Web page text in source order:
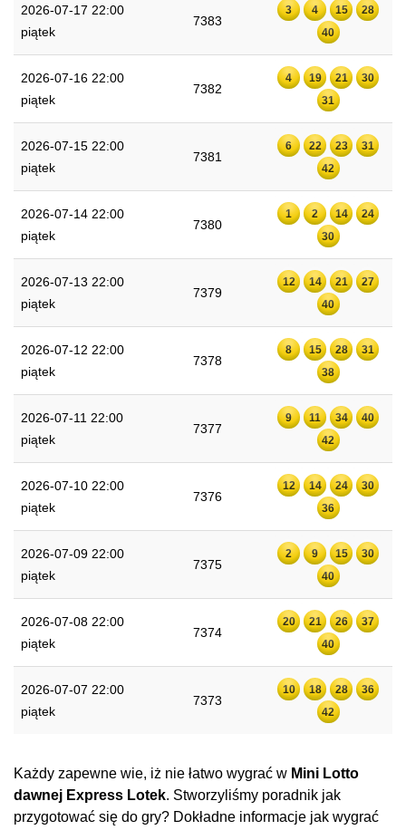
2026-07-17 22:00
piątek
7383
3 4 15
28
40
2026-07-16 22:00
piątek
7382
4 19 21
30
31
2026-07-15 22:00
piątek
7381
6 22 23
31
42
2026-07-14 22:00
piątek
7380
1 2 14
24
30
2026-07-13 22:00
piątek
7379
12 14 21
27
40
2026-07-12 22:00
piątek
7378
8 15 28
31
38
2026-07-11 22:00
piątek
7377
9 11 34
40
42
2026-07-10 22:00
piątek
7376
12 14 24
30
36
2026-07-09 22:00
piątek
7375
2 9 15
30
40
2026-07-08 22:00
piątek
7374
20 21 26
37
40
2026-07-07 22:00
piątek
7373
10 18 28
36
42
Każdy zapewne wie, iż nie łatwo wygrać w Mini Lotto
dawnej Express Lotek. Stworzyliśmy poradnik jak
przygotować się do gry? Dokładne informacje jak wygrać